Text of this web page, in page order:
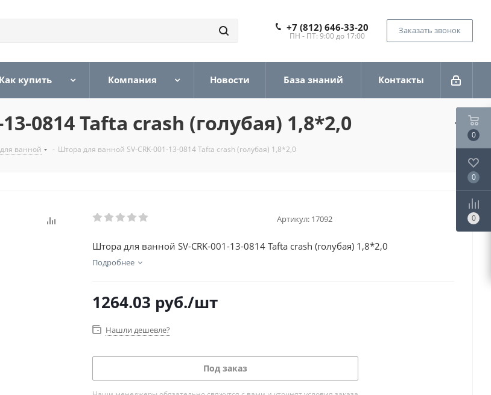
+7 (812) 646-33-20
ПН - ПТ: 9:00 до 17:00
Заказать звонок
Как купить Компания Новости База знаний Контакты
0814 Tafta crash (голубая) 1,8*2,0
ванной - Штора для ванной SV-CRK-001-13-0814 Tafta crash (голубая) 1,8*2,0
Артикул: 17092
Штора для ванной SV-CRK-001-13-0814 Tafta crash (голубая) 1,8*2,0
Подробнее
1264.03 руб./шт
Нашли дешевле?
Под заказ
0
0
0